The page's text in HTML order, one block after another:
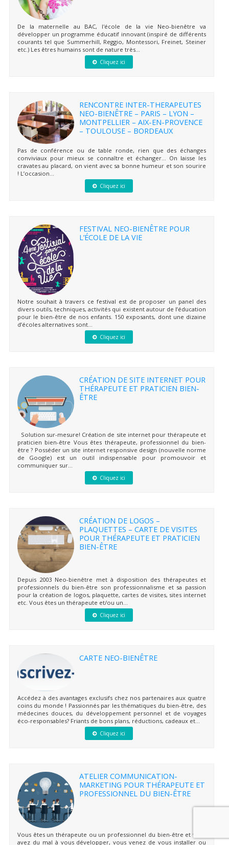
De la maternelle au BAC, l'école de la vie Neo-bienêtre va
développer un programme éducatif innovant (inspiré de différents
courants tel que Summerhill, Reggio, Montessori, Freinet, Steiner
etc.) Les êtres humains sont de nature très...
Cliquez ici
RENCONTRE INTER-THERAPEUTES
NEO-BIENÊTRE – PARIS – LYON –
MONTPELLIER – AIX-EN-PROVENCE
– TOULOUSE – BORDEAUX
Pas de conférence ou de table ronde, rien que des échanges
conviviaux pour mieux se connaître et échanger… On laisse les
cravates au placard, on vient avec sa bonne humeur et son sourire
! L’occasion...
Cliquez ici
FESTIVAL NEO-BIENÊTRE POUR
L’ÉCOLE DE LA VIE
Notre souhait à travers ce festival est de proposer un panel des
divers outils, techniques, activités qui existent autour de l’éducation
pour le bien-être de nos enfants. 150 exposants, dont une dizaine
d’écoles alternatives sont...
Cliquez ici
CRÉATION DE SITE INTERNET POUR
THÉRAPEUTE ET PRATICIEN BIEN-
ÊTRE
Solution sur-mesure! Création de site internet pour thérapeute et
praticien bien-être Vous êtes thérapeute, professionnel du bien-
être ? Posséder un site internet responsive design (nouvelle norme
de Google) est un outil indispensable pour promouvoir et
communiquer sur...
Cliquez ici
CRÉATION DE LOGOS –
PLAQUETTES – CARTE DE VISITES
POUR THÉRAPEUTE ET PRATICIEN
BIEN-ÊTRE
Depuis 2003 Neo-bienêtre met à disposition des thérapeutes et
professionnels du bien-être son professionnalisme et sa passion
pour la création de logos, plaquette, cartes de visites, sites internet
etc. Vous êtes un thérapeute et/ou un...
Cliquez ici
CARTE NEO-BIENÊTRE
Accédez à des avantages exclusifs chez nos partenaires aux quatre
coins du monde ! Passionnés par les thématiques du bien-être, des
médecines douces, du développement personnel et de voyages
éco-responsables? Friants de bons plans, réductions, cadeaux et...
Cliquez ici
ATELIER COMMUNICATION-
MARKETING POUR THÉRAPEUTE ET
PROFESSIONNEL DU BIEN-ÊTRE
Vous êtes un thérapeute ou un professionnel du bien-être et vous
avez du mal à vous développer, vous venez de vous installer ou